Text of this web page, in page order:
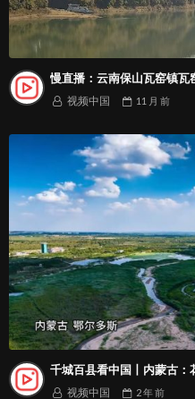
慢直播：云南保山瓦窑镇瓦
视频中国 11 月 前
千城百县看中国丨内蒙古：
视频中国 2 年前